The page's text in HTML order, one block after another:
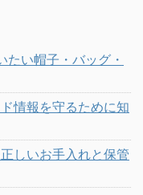
い帽子・バッグ・
情報を守るために知
しいお手入れと保管